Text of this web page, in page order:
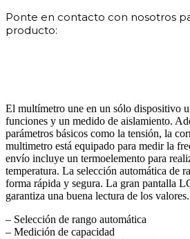
Ponte en contacto con nosotros
producto:
El multímetro une en un sólo dispositivo
funciones y un medido de aislamiento.
parámetros básicos como la tensión, la
multimetro está equipado para medir la
envío incluye un termoelemento para
temperatura. La selección automática de
forma rápida y segura. La gran pantalla
garantiza una buena lectura de los valores.
– Selección de rango automática
– Medición de capacidad